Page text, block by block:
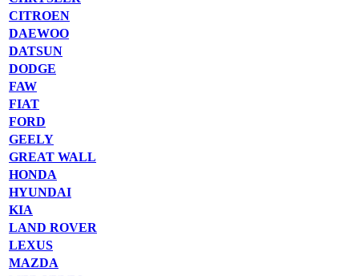
CITROEN
DAEWOO
DATSUN
DODGE
FAW
FIAT
FORD
GEELY
GREAT WALL
HONDA
HYUNDAI
KIA
LAND ROVER
LEXUS
MAZDA